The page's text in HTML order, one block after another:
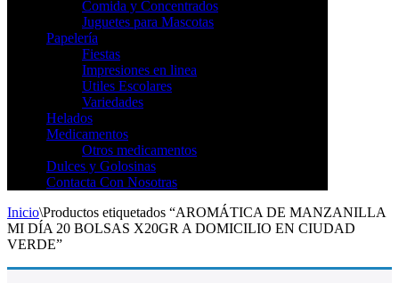
Comida y Concentrados
Juguetes para Mascotas
Papelería
Fiestas
Impresiones en linea
Utiles Escolares
Variedades
Helados
Medicamentos
Otros medicamentos
Dulces y Golosinas
Contacta Con Nosotras
Inicio\Productos etiquetados “AROMÁTICA DE MANZANILLA
MI DÍA 20 BOLSAS X20GR A DOMICILIO EN CIUDAD
VERDE”